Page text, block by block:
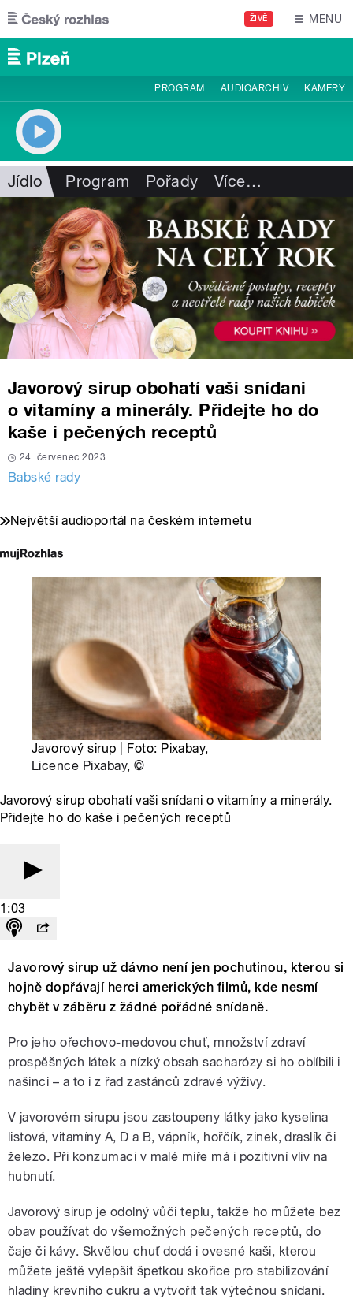
Přejít k hlavnímu obsahu
ŽIVĚ MENU
PROGRAM AUDIOARCHIV KAMERY
Jídlo Program Pořady Více…
Javorový sirup obohatí vaši snídani
o vitamíny a minerály. Přidejte ho do
kaše i pečených receptů
24. červenec 2023
Babské rady
Největší audioportál na českém internetu
Javorový sirup | Foto: Pixabay,
Licence Pixabay,©
Javorový sirup obohatí vaši snídani o vitamíny a minerály.
Přidejte ho do kaše i pečených receptů
1:03
Javorový sirup už dávno není jen pochutinou, kterou si
hojně dopřávají herci amerických filmů, kde nesmí
chybět v záběru z žádné pořádné snídaně.
Pro jeho ořechovo-medovou chuť, množství zdraví
prospěšných látek a nízký obsah sacharózy si ho oblíbili i
našinci – a to i z řad zastánců zdravé výživy.
V javorovém sirupu jsou zastoupeny látky jako kyselina
listová, vitamíny A, D a B, vápník, hořčík, zinek, draslík či
železo. Při konzumaci v malé míře má i pozitivní vliv na
hubnutí.
Javorový sirup je odolný vůči teplu, takže ho můžete bez
obav používat do všemožných pečených receptů, do
čaje či kávy. Skvělou chuť dodá i ovesné kaši, kterou
můžete ještě vylepšit špetkou skořice pro stabilizování
hladiny krevního cukru a vytvořit tak výtečnou snídani.